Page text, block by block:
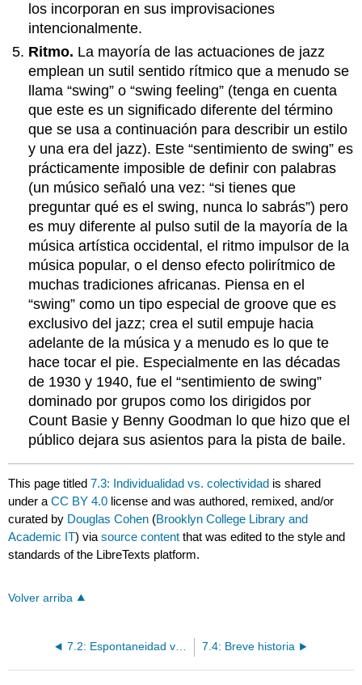
los incorporan en sus improvisaciones
intencionalmente.
Ritmo. La mayoría de las actuaciones de jazz
emplean un sutil sentido rítmico que a menudo se
llama “swing” o “swing feeling” (tenga en cuenta
que este es un significado diferente del término
que se usa a continuación para describir un estilo
y una era del jazz). Este “sentimiento de swing” es
prácticamente imposible de definir con palabras
(un músico señaló una vez: “si tienes que
preguntar qué es el swing, nunca lo sabrás”) pero
es muy diferente al pulso sutil de la mayoría de la
música artística occidental, el ritmo impulsor de la
música popular, o el denso efecto polirítmico de
muchas tradiciones africanas. Piensa en el
“swing” como un tipo especial de groove que es
exclusivo del jazz; crea el sutil empuje hacia
adelante de la música y a menudo es lo que te
hace tocar el pie. Especialmente en las décadas
de 1930 y 1940, fue el “sentimiento de swing”
dominado por grupos como los dirigidos por
Count Basie y Benny Goodman lo que hizo que el
público dejara sus asientos para la pista de baile.
This page titled7.3: Individualidad vs. colectividad is shared
under aCC BY 4.0 license and was authored, remixed, and/or
curated by Douglas Cohen (Brooklyn College Library and
Academic IT) viasource content that was edited to the style and
standards of the LibreTexts platform.
Volver arriba
7.2: Espontaneidad vs Planeación 7.4: Breve historia